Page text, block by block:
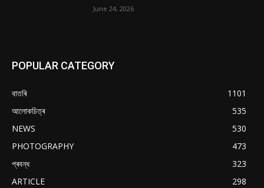
June 24, 2026
POPULAR CATEGORY
বাতৰি
1101
আলোকচিত্ৰ
535
NEWS
530
PHOTOGRAPHY
473
প্ৰবন্ধ
323
ARTICLE
298